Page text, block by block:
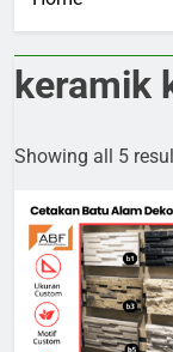
keramik
Showing all 5